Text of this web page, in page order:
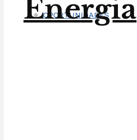
OPORTUNIDADES
Energia